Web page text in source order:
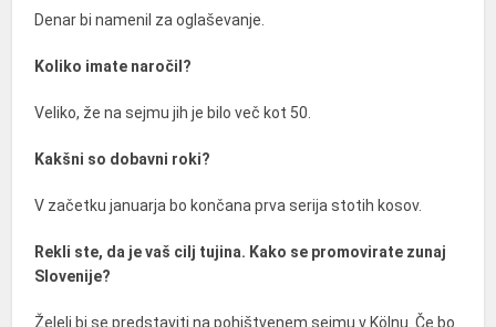
Denar bi namenil za oglaševanje.
Koliko imate naročil?
Veliko, že na sejmu jih je bilo več kot 50.
Kakšni so dobavni roki?
V začetku januarja bo končana prva serija stotih kosov.
Rekli ste, da je vaš cilj tujina. Kako se promovirate zunaj
Slovenije?
Želeli bi se predstaviti na pohištvenem sejmu v Kölnu. Če bo